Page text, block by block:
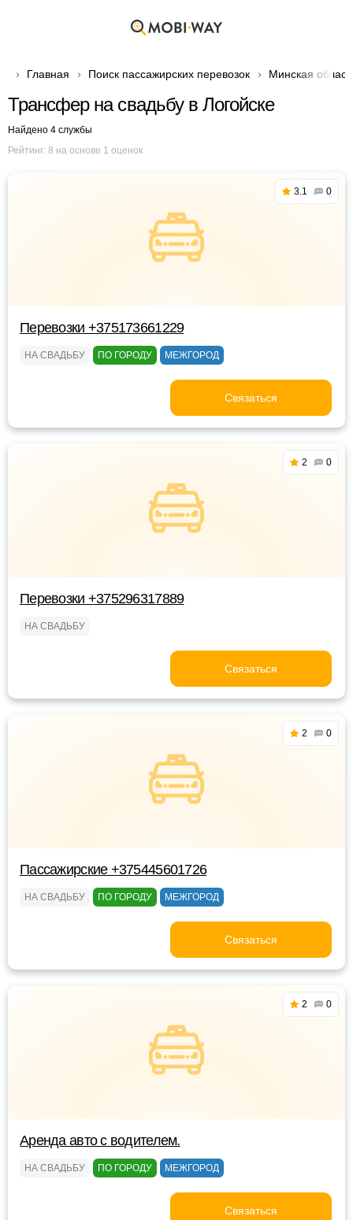
Главная Поиск пассажирских перевозок Минская
Трансфер на свадьбу в Логойске
Найдено 4 службы
Рейтинг: 8 на основе 1 оценок
3.1 0
Перевозки +375173661229
НА СВАДЬБУ ПО ГОРОДУ МЕЖГОРОД
Связаться
2 0
Перевозки +375296317889
НА СВАДЬБУ
Связаться
2 0
Пассажирские +375445601726
НА СВАДЬБУ ПО ГОРОДУ МЕЖГОРОД
Связаться
2 0
Аренда авто с водителем.
НА СВАДЬБУ ПО ГОРОДУ МЕЖГОРОД
Связаться